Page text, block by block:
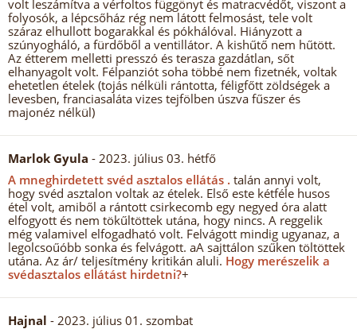
volt leszámítva a vérfoltos függönyt és matracvédőt, viszont a
folyosók, a lépcsőház rég nem látott felmosást, tele volt
száraz elhullott bogarakkal és pókhálóval. Hiányzott a
szúnyogháló, a fürdőből a ventillátor. A kishűtő nem hűtött.
Az étterem melletti presszó és terasza gazdátlan, sőt
elhanyagolt volt. Félpanziót soha többé nem fizetnék, voltak
ehetetlen ételek (tojás nélküli rántotta, féligfőtt zöldségek a
levesben, franciasaláta vizes tejfölben úszva fűszer és
majonéz nélkül)
Marlok Gyula - 2023. július 03. hétfő
A mneghirdetett svéd asztalos ellátás . talán annyi volt,
hogy svéd asztalon voltak az ételek. Első este kétféle husos
étel volt, amiből a rántott csirkecomb egy negyed óra alatt
elfogyott és nem tökűltöttek utána, hogy nincs. A reggelik
még valamivel elfogadható volt. Felvágott mindig ugyanaz, a
legolcsoűóbb sonka és felvágott. aA sajttálon szűken töltöttek
utána. Az ár/ teljesítmény kritikán aluli. Hogy merészelik a
svédasztalos ellátást hirdetni?+
Hajnal - 2023. július 01. szombat